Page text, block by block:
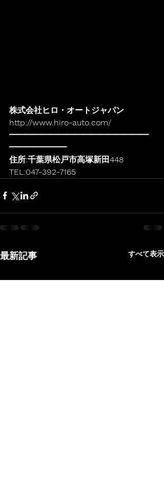
株式会社ヒロ・オートジャパン
http://www.hiro-auto.com/
━━━━━━━━━━━━━━━━━
━━━━━━━
住所:千葉県松戸市高塚新田448
TEL:047-392-7165
最新記事 すべて表示